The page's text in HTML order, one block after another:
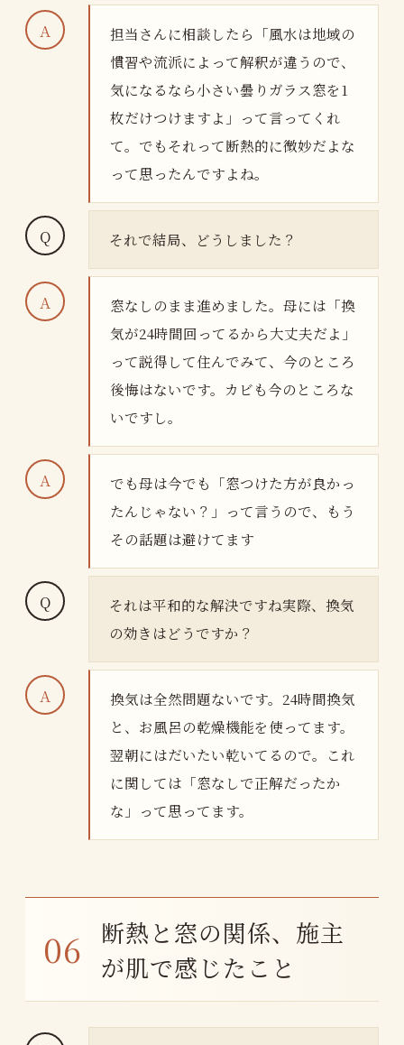
担当さんに相談したら「風水は地域の
慣習や流派によって解釈が違うので、
気になるなら小さい曇りガラス窓を1
枚だけつけますよ」って言ってくれ
て。でもそれって断熱的に微妙だよな
って思ったんですよね。
それで結局、どうしました？
窓なしのまま進めました。母には「換
気が24時間回ってるから大丈夫だよ」
って説得して住んでみて、今のところ
後悔はないです。カビも今のところな
いですし。
でも母は今でも「窓つけた方が良かっ
たんじゃない？」って言うので、もう
その話題は避けてます
それは平和的な解決ですね実際、換気
の効きはどうですか？
換気は全然問題ないです。24時間換気
と、お風呂の乾燥機能を使ってます。
翌朝にはだいたい乾いてるので。これ
に関しては「窓なしで正解だったか
な」って思ってます。
断熱と窓の関係、施主
が肌で感じたこと